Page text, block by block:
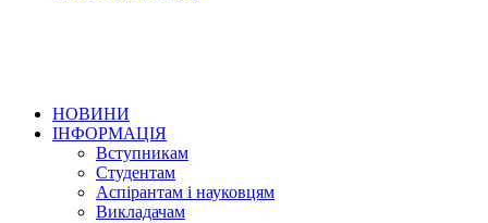
НОВИНИ
ІНФОРМАЦІЯ
Вступникам
Студентам
Аспірантам і науковцям
Викладачам